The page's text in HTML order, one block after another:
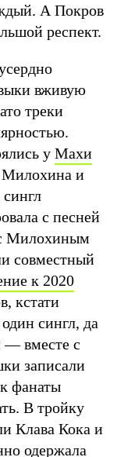
А Покров
респект.
вживую
треки
у Махи
Милохина и
сингл
с песней
Милохиным
совместный
к 2020
кстати
сингл, да
— вместе с
записали
фанаты
В тройку
Клава Кока и
одержала